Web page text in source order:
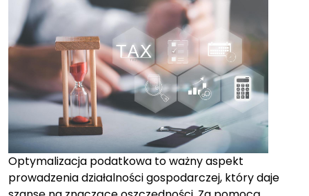
Optymalizacja podatkowa to ważny aspekt
prowadzenia działalności gospodarczej, który daje